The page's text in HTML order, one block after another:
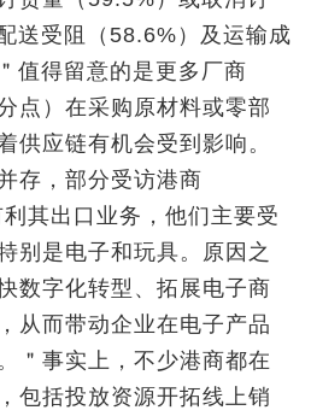
送受阻（58.6%）及运输成
值得留意的是更多厂商
点）在采购原材料或零部
供应链有机会受到影响。
存，部分受访港商
利其出口业务，他们主要受
别是电子和玩具。原因之
数字化转型、拓展电子商
从而带动企业在电子产品
＂事实上，不少港商都在
包括投放资源开拓线上销